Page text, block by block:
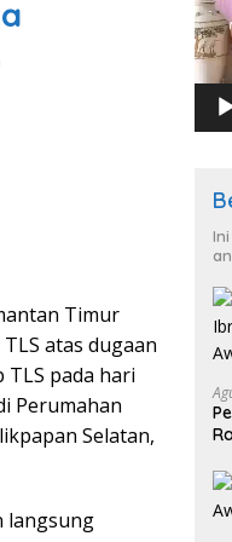
Timur
atas dugaan
TLS pada hari
Perumahan
Selatan,
langsung